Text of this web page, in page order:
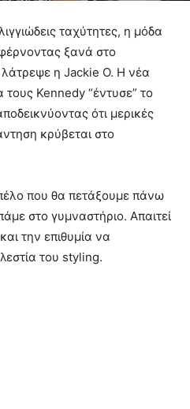
ταχύτητες, η μόδα
ξανά στο
η Jackie O. Η νέα
τους Kennedy “έντυσε” το
ότι μερικές
κρύβεται στο
που θα πετάξουμε πάνω
στο γυμναστήριο. Απαιτεί
την επιθυμία να
του styling.